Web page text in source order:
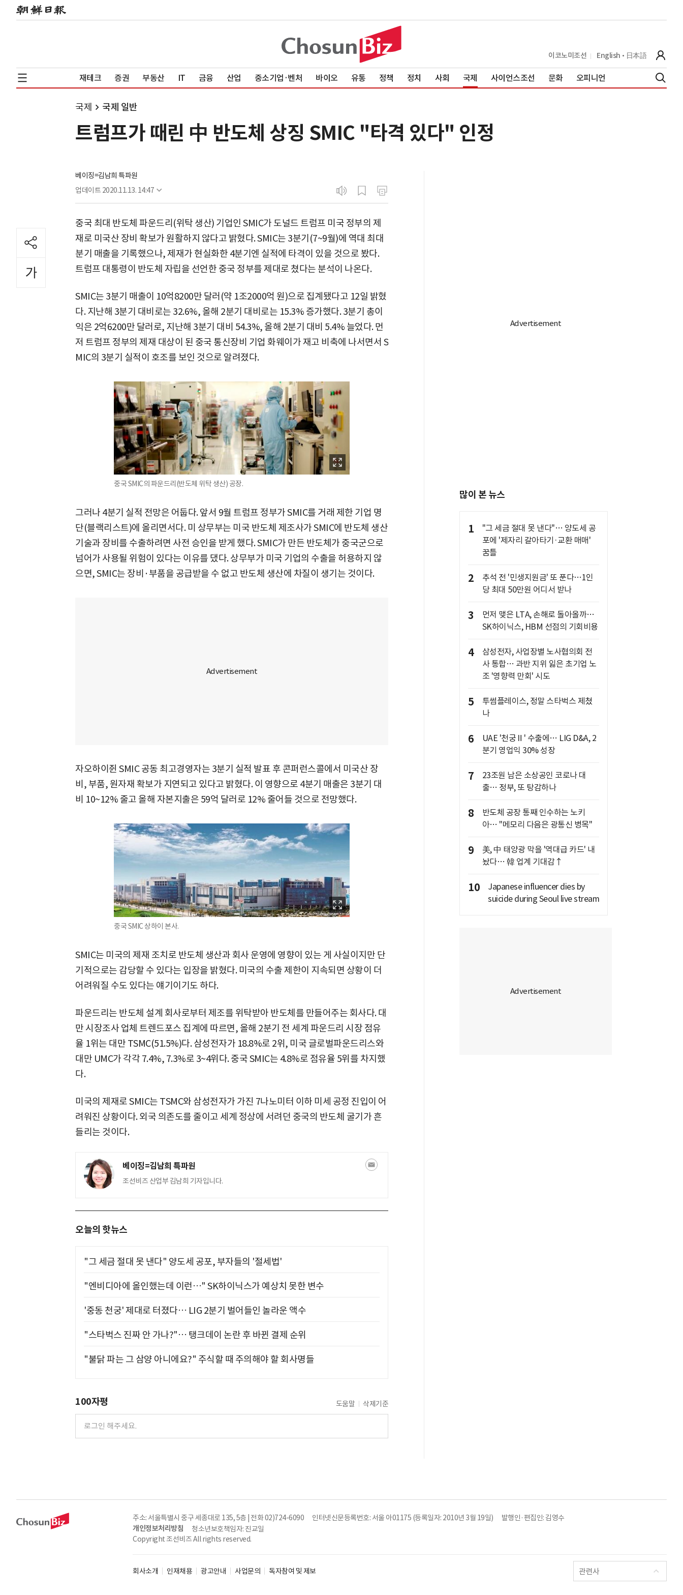
이코노미조선 English 日本語
재테크 증권 부동산 IT 금융 산업 중소기업·벤처 바이오 유통 정책 정치 사회 국제 사이언스조선 문화 오피니언
국제 국제 일반
트럼프가 때린 中 반도체 상징 SMIC "타격 있다" 인정
베이징=김남희 특파원
업데이트 2020.11.13. 14:47
중국 최대 반도체 파운드리(위탁 생산) 기업인 SMIC가 도널드 트럼프 미국 정부의 제
재로 미국산 장비 확보가 원활하지 않다고 밝혔다. SMIC는 3분기(7~9월)에 역대 최대
분기 매출을 기록했으나, 제재가 현실화한 4분기엔 실적에 타격이 있을 것으로 봤다.
트럼프 대통령이 반도체 자립을 선언한 중국 정부를 제대로 쳤다는 분석이 나온다.
SMIC는 3분기 매출이 10억8200만 달러(약 1조2000억 원)으로 집계됐다고 12일 밝혔
다. 지난해 3분기 대비로는 32.6%, 올해 2분기 대비로는 15.3% 증가했다. 3분기 총이
익은 2억6200만 달러로, 지난해 3분기 대비 54.3%, 올해 2분기 대비 5.4% 늘었다. 먼
저 트럼프 정부의 제재 대상이 된 중국 통신장비 기업 화웨이가 재고 비축에 나서면서 S
MIC의 3분기 실적이 호조를 보인 것으로 알려졌다.
중국 SMIC의 파운드리(반도체 위탁 생산) 공장.
그러나 4분기 실적 전망은 어둡다. 앞서 9월 트럼프 정부가 SMIC를 거래 제한 기업 명
단(블랙리스트)에 올리면서다. 미 상무부는 미국 반도체 제조사가 SMIC에 반도체 생산
기술과 장비를 수출하려면 사전 승인을 받게 했다. SMIC가 만든 반도체가 중국군으로
넘어가 사용될 위험이 있다는 이유를 댔다. 상무부가 미국 기업의 수출을 허용하지 않
으면, SMIC는 장비·부품을 공급받을 수 없고 반도체 생산에 차질이 생기는 것이다.
자오하이쥔 SMIC 공동 최고경영자는 3분기 실적 발표 후 콘퍼런스콜에서 미국산 장
비, 부품, 원자재 확보가 지연되고 있다고 밝혔다. 이 영향으로 4분기 매출은 3분기 대
비 10~12% 줄고 올해 자본지출은 59억 달러로 12% 줄어들 것으로 전망했다.
중국 SMIC 상하이 본사.
SMIC는 미국의 제재 조치로 반도체 생산과 회사 운영에 영향이 있는 게 사실이지만 단
기적으로는 감당할 수 있다는 입장을 밝혔다. 미국의 수출 제한이 지속되면 상황이 더
어려워질 수도 있다는 얘기이기도 하다.
파운드리는 반도체 설계 회사로부터 제조를 위탁받아 반도체를 만들어주는 회사다. 대
만 시장조사 업체 트렌드포스 집계에 따르면, 올해 2분기 전 세계 파운드리 시장 점유
율 1위는 대만 TSMC(51.5%)다. 삼성전자가 18.8%로 2위, 미국 글로벌파운드리스와
대만 UMC가 각각 7.4%, 7.3%로 3~4위다. 중국 SMIC는 4.8%로 점유율 5위를 차지했
다.
미국의 제재로 SMIC는 TSMC와 삼성전자가 가진 7나노미터 이하 미세 공정 진입이 어
려워진 상황이다. 외국 의존도를 줄이고 세계 정상에 서려던 중국의 반도체 굴기가 흔
들리는 것이다.
베이징=김남희 특파원
조선비즈 산업부 김남희 기자입니다.
오늘의 핫뉴스
"그 세금 절대 못 낸다" 양도세 공포, 부자들의 '절세법'
"엔비디아에 올인했는데 이런…" SK하이닉스가 예상치 못한 변수
'중동 천궁' 제대로 터졌다… LIG 2분기 벌어들인 놀라운 액수
"스타벅스 진짜 안 가나?"… 탱크데이 논란 후 바뀐 결제 순위
"불닭 파는 그 삼양 아니에요?" 주식할 때 주의해야 할 회사명들
100자평 도움말 삭제기준
많이 본 뉴스
1
"그 세금 절대 못 낸다"… 양도세 공
포에 '제자리 갈아타기·교환 매매'
꿈틀
2
추석 전 '민생지원금' 또 푼다…1인
당 최대 50만원 어디서 받나
3
먼저 맺은 LTA, 손해로 돌아올까…
SK하이닉스, HBM 선점의 기회비용
4
삼성전자, 사업장별 노사협의회 전
사 통합… 과반 지위 잃은 초기업 노
조 '영향력 만회' 시도
5
투썸플레이스, 정말 스타벅스 제쳤
나
6
UAE '천궁Ⅱ' 수출에… LIG D&A, 2
분기 영업익 30% 성장
7
23조원 남은 소상공인 코로나 대
출… 정부, 또 탕감하나
8
반도체 공장 통째 인수하는 노키
아… "메모리 다음은 광통신 병목"
9
美, 中 태양광 막을 '역대급 카드' 내
놨다… 韓 업계 기대감↑
10
Japanese influencer dies by
suicide during Seoul live stream
주소: 서울특별시 중구 세종대로 135, 5층 | 전화 02)724-6090 인터넷신문등록번호: 서울 아01175 (등록일자: 2010년 3월 19일)
발행인·편집인: 김영수
개인정보처리방침
청소년보호책임자: 진교일
Copyright 조선비즈 All rights reserved.
회사소개 인재채용 광고안내 사업문의 독자참여 및 제보 관련사